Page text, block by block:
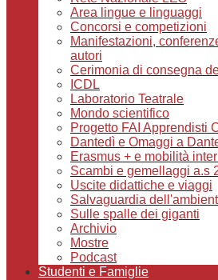
Area lingue e linguaggi
Concorsi e competizioni
Manifestazioni,
autori
Cerimonia di consegna
ICDL
Laboratorio Teatrale
Mondo scientifico
Progetto FAI Apprendisti
Dantedì e Omaggi a
Erasmus + e mobilità
Scambi e gemellaggi a.s
Uscite didattiche e viaggi
Salvaguardia
Sulle spalle dei giganti
Archivio
Mostre
Podcast
Studenti e Famiglie